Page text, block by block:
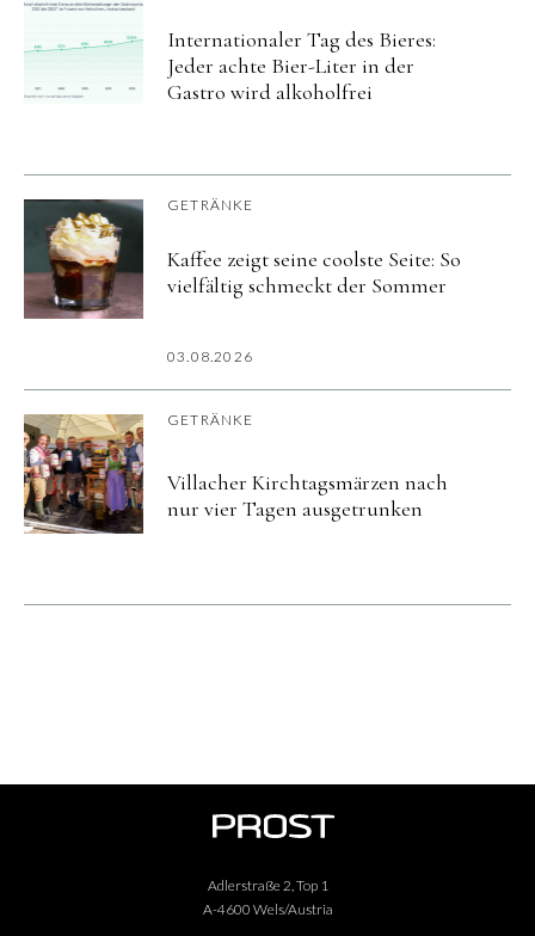
Internationaler Tag des Bieres:
Jeder achte Bier-Liter in der
Gastro wird alkoholfrei
GETRÄNKE
Kaffee zeigt seine coolste Seite: So
vielfältig schmeckt der Sommer
03.08.2026
GETRÄNKE
Villacher Kirchtagsmärzen nach
nur vier Tagen ausgetrunken
Adlerstraße 2, Top 1
A-4600 Wels/Austria